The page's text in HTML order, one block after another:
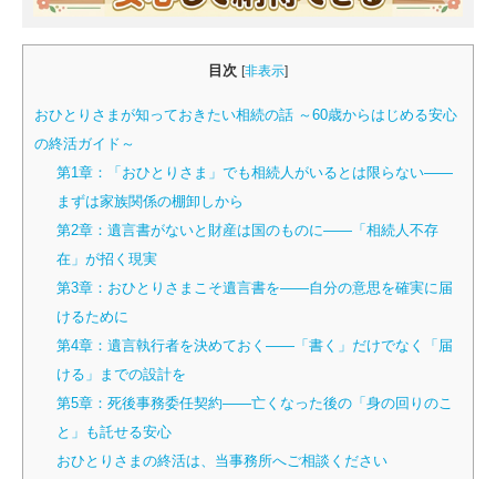
目次 [非表示]
おひとりさまが知っておきたい相続の話 ～60歳からはじめる安心
の終活ガイド～
第1章：「おひとりさま」でも相続人がいるとは限らない——
まずは家族関係の棚卸しから
第2章：遺言書がないと財産は国のものに——「相続人不存
在」が招く現実
第3章：おひとりさまこそ遺言書を——自分の意思を確実に届
けるために
第4章：遺言執行者を決めておく——「書く」だけでなく「届
ける」までの設計を
第5章：死後事務委任契約——亡くなった後の「身の回りのこ
と」も託せる安心
おひとりさまの終活は、当事務所へご相談ください